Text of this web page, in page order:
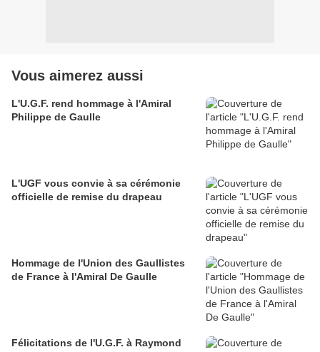
Vous aimerez aussi
L'U.G.F. rend hommage à l'Amiral
Philippe de Gaulle
L'UGF vous convie à sa cérémonie
officielle de remise du drapeau
Hommage de l'Union des Gaullistes
de France à l'Amiral De Gaulle
Félicitations de l'U.G.F. à Raymond